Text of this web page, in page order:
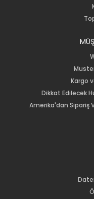
Kargo
Dikkat Edilecek
Amerika'dan Sipariş